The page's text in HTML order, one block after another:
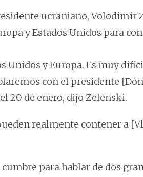
ucraniano, Volodimir
y Estados Unidos para
Unidos y Europa. Es muy
con el presidente
20 de enero, dijo Zelenski.
realmente contener a
para hablar de dos